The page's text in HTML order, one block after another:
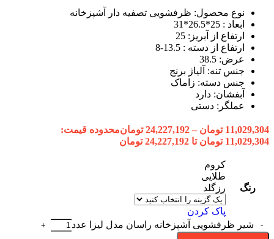
نوع محصول: ظرفشویی تصفیه دار آشپزخانه
ابعاد : 25*26.5*31
ارتفاع از آبریز: 25
ارتفاع از دسته : 13.5-8
عرض: 38.5
جنس تنه: آلیاژ برنج
جنس دسته: زاماک
آبفشان: دارد
عملگر: دستی
11,029,304 تومان –
24,227,192 تومانمحدوده قیمت:
11,029,304 تومان تا 24,227,192 تومان
رنگ
کروم
طلایی
رزگلد
پاک کردن
شیر ظرفشویی آشپزخانه راسان مدل لیزا عدد